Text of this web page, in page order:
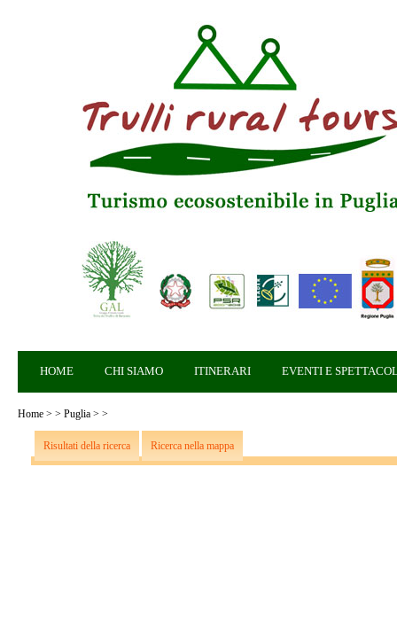
HOME CHI SIAMO ITINERARI EVENTI E
Home > > Puglia > >
Risultati della ricerca Ricerca nella mappa